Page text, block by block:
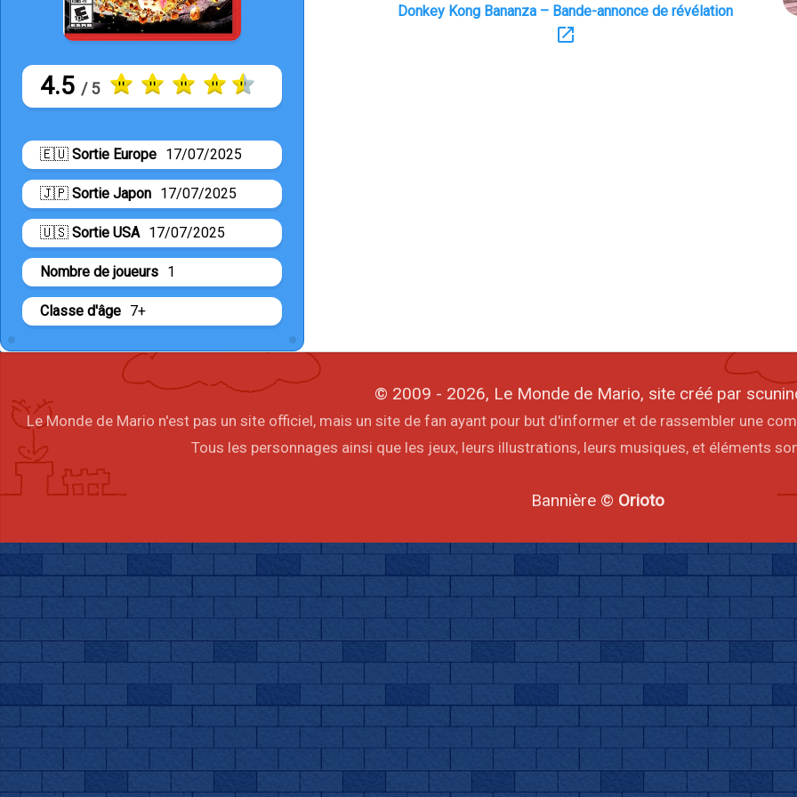
4.5 / 5
🇪🇺 Sortie Europe 17/07/2025
🇯🇵 Sortie Japon 17/07/2025
🇺🇸 Sortie USA 17/07/2025
Nombre de joueurs 1
Classe d'âge 7+
Donkey Kong Bananza – Bande-annonce de révélation
open_in_new
© 2009 - 2026, Le Monde de Mario, site créé par
Le Monde de Mario n'est pas un site officiel, mais un site de fan ayant pour but d'informer et de rassembler une
Tous les personnages ainsi que les jeux, leurs illustrations, leurs musiques, et éléments
Bannière © Orioto